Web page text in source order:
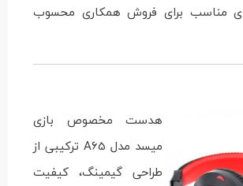
مناسب برای فروش همکاری محسوب
هدست مخصوص بازی
میسد مدل A65 ترکیبی از
طراحی گیمینگ، کیفیت